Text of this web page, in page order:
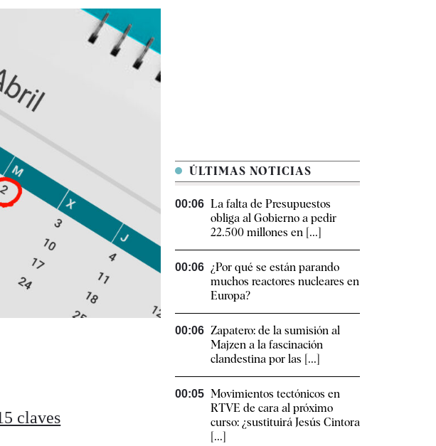
claves
ÚLTIMAS NOTICIAS
00:06 La falta de Presupuestos
obliga al Gobierno a pedir
22.500 millones en [...]
00:06 ¿Por qué se están parando
muchos reactores nucleares en
Europa?
00:06 Zapatero: de la sumisión al
Majzen a la fascinación
clandestina por las [...]
00:05 Movimientos tectónicos en
RTVE de cara al próximo
curso: ¿sustituirá Jesús Cintora
[...]